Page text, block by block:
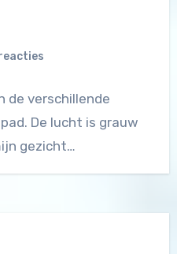
de verschillende
De lucht is grauw
gezicht…